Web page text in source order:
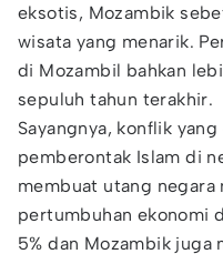
eksotis, Mozambik
wisata yang menarik.
di Mozambil bahkan
sepuluh tahun terakhir.
Sayangnya, konflik
pemberontak Islam di
membuat utang
pertumbuhan ekonomi
5% dan Mozambik juga